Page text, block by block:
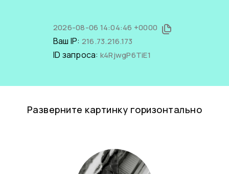
2026-08-06 14:04:46 +0000
Ваш IP: 216.73.216.173
ID запроса: k4RjwgP6TiE1
Разверните картинку горизонтально